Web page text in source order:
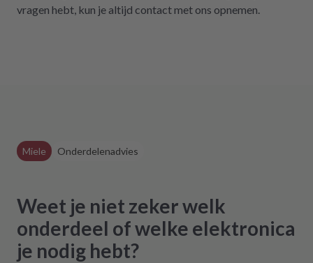
vragen hebt, kun je altijd contact met ons opnemen.
Miele Onderdelenadvies
Weet je niet zeker welk
onderdeel of welke elektronica
je nodig hebt?